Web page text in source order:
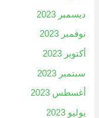
ديسمبر 2023
نوفمبر 2023
أكتوبر 2023
سبتمبر 2023
أغسطس 2023
يوليو 2023